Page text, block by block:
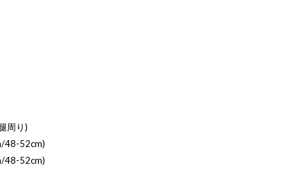
周り)
48-52cm)
48-52cm)